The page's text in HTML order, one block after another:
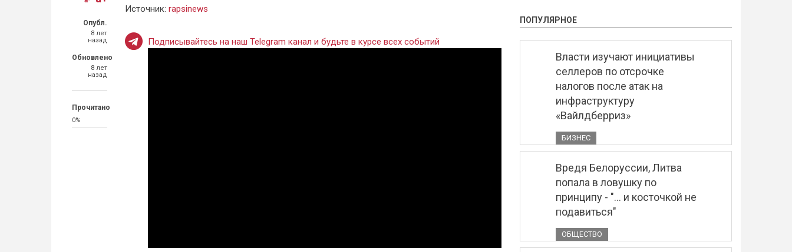
Опубл.
8 лет
назад
Обновлено
8 лет
назад
Прочитано
0%
Источник: rapsinews
Подписывайтесь на наш Telegram канал и будьте в курсе всех событий
ПОПУЛЯРНОЕ
Власти изучают инициативы
селлеров по отсрочке
налогов после атак на
инфраструктуру
«Вайлдберриз»
БИЗНЕС
Вредя Белоруссии, Литва
попала в ловушку по
принципу - "... и косточкой не
подавиться"
ОБЩЕСТВО